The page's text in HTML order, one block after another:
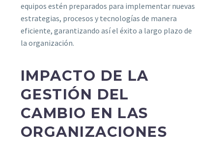
equipos estén preparados para implementar nuevas
estrategias, procesos y tecnologías de manera
eficiente, garantizando así el éxito a largo plazo de
la organización.
IMPACTO DE LA
GESTIÓN DEL
CAMBIO EN LAS
ORGANIZACIONES